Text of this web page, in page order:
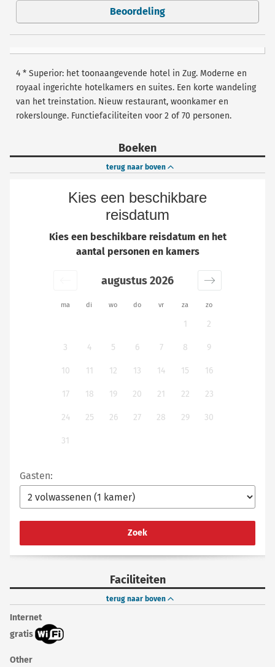
Beoordeling
4 * Superior: het toonaangevende hotel in Zug. Moderne en
royaal ingerichte hotelkamers en suites. Een korte wandeling
van het treinstation. Nieuw restaurant, woonkamer en
rokerslounge. Functiefaciliteiten voor 2 of 70 personen.
Boeken
terug naar boven
Kies een beschikbare
reisdatum
Kies een beschikbare reisdatum en het
aantal personen en kamers
ma di wo do vr za zo
augustus 2026
1 2
3 4 5 6 7 8 9
10 11 12 13 14 15 16
17 18 19 20 21 22 23
24 25 26 27 28 29 30
31
Gasten:
Zoek
Faciliteiten
terug naar boven
Internet
gratis
Other